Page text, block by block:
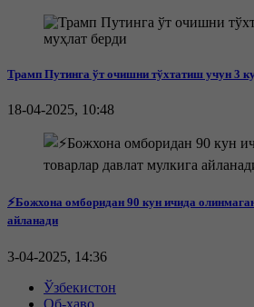
Трамп Путинга ўт очишни тўхтатиш учун 3
18-04-2025, 10:48
⚡️Божхона омборидан 90 кун ичида
айланади
3-04-2025, 14:36
Ўзбекистон
Об-ҳаво